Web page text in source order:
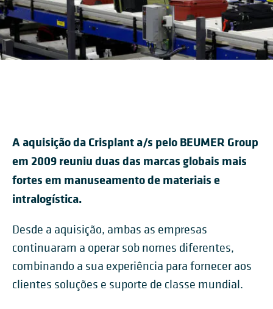
A aquisição da Crisplant a/s pelo BEUMER Group
em 2009 reuniu duas das marcas globais mais
fortes em manuseamento de materiais e
intralogística.
Desde a aquisição, ambas as empresas
continuaram a operar sob nomes diferentes,
combinando a sua experiência para fornecer aos
clientes soluções e suporte de classe mundial.